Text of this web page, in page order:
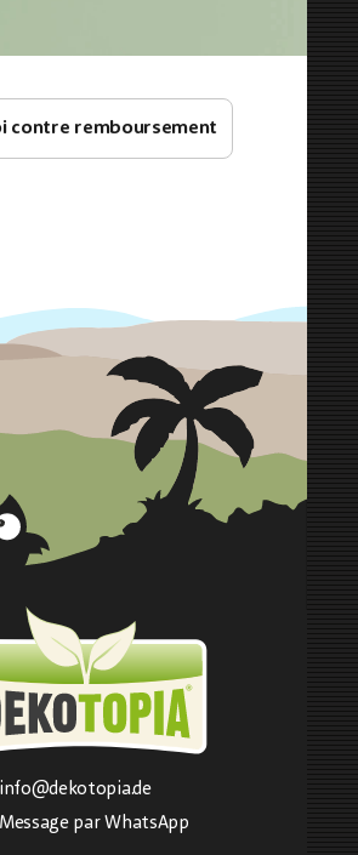
contre remboursement
info@dekotopia.de
Message par WhatsApp